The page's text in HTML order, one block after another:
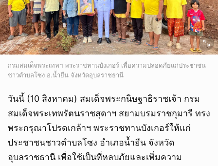
กรมสมเด็จพระเทพฯ พระราชทานบังเกอร์ เพื่อความปลอดภัยแก่ประชาชน
ชาวตำบลโซง อ.น้ำยืน จังหวัดอุบลราชธานี
วันนี้ (10 สิงหาคม) สมเด็จพระกนิษฐาธิราชเจ้า กรม
สมเด็จพระเทพรัตนราชสุดาฯ สยามบรมราชกุมารี ทรง
พระกรุณาโปรดเกล้าฯ พระราชทานบังเกอร์ให้แก่
ประชาชนชาวตำบลโซง อำเภอน้ำยืน จังหวัด
อุบลราชธานี เพื่อใช้เป็นที่หลบภัยและเพิ่มความ